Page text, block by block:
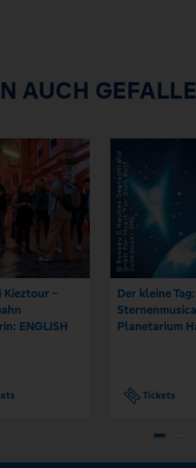
AUCH
Kieztour -
ENGLISH
Der kleine
Planetarium
Tickets